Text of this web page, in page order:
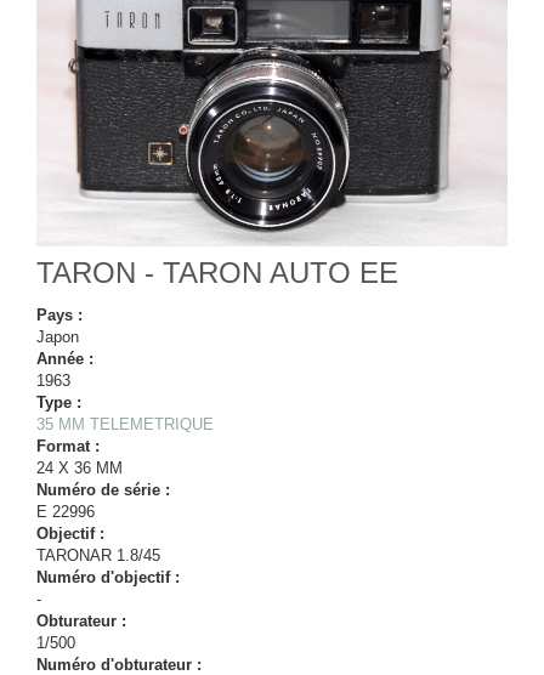
TARON - TARON AUTO EE
Pays :
Japon
Année :
1963
Type :
35 MM TELEMETRIQUE
Format :
24 X 36 MM
Numéro de série :
E 22996
Objectif :
TARONAR 1.8/45
Numéro d'objectif :
-
Obturateur :
1/500
Numéro d'obturateur :